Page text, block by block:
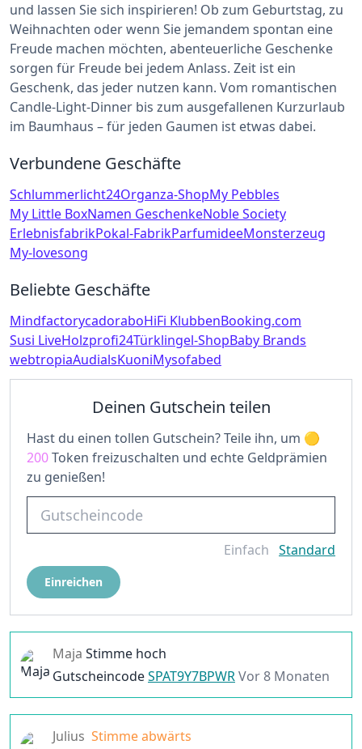
und lassen Sie sich inspirieren! Ob zum Geburtstag, zu
Weihnachten oder wenn Sie jemandem spontan eine
Freude machen möchten, abenteuerliche Geschenke
sorgen für Freude bei jedem Anlass. Zeit ist ein
Geschenk, das jeder nutzen kann. Vom romantischen
Candle-Light-Dinner bis zum ausgefallenen Kurzurlaub
im Baumhaus – für jeden Gaumen ist etwas dabei.
Verbundene Geschäfte
Schlummerlicht24Organza-ShopMy Pebbles
My Little BoxNamen GeschenkeNoble Society
ErlebnisfabrikPokal-FabrikParfumideeMonsterzeug
My-lovesong
Beliebte Geschäfte
MindfactorycadoraboHiFi KlubbenBooking.com
Susi LiveHolzprofi24Türklingel-ShopBaby Brands
webtropiaAudialsKuoniMysofabed
Deinen Gutschein teilen
Hast du einen tollen Gutschein? Teile ihn, um
200Token freizuschalten und echte Geldprämien
zu genießen!
Einfach Standard
Einreichen
Maja Stimme hoch
GutscheincodeSPAT9Y7BPWRVor 8 Monaten
Julius Stimme abwärts